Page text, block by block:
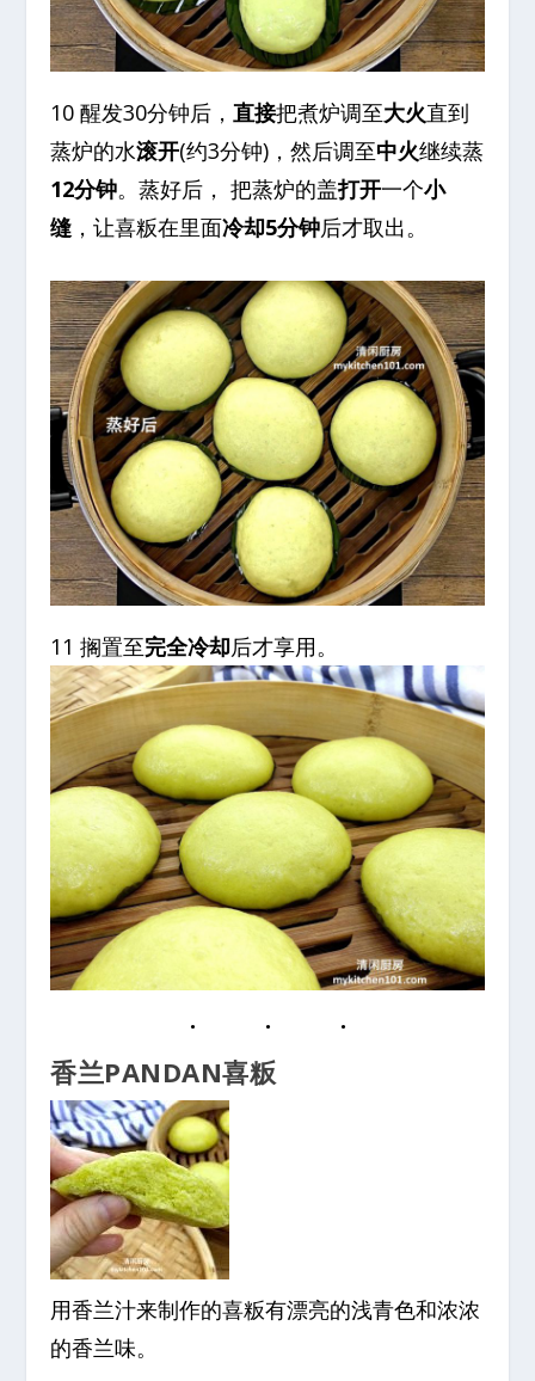
10 醒发30分钟后，直接把煮炉调至大火直到
蒸炉的水滚开(约3分钟)，然后调至中火继续蒸
12分钟。蒸好后， 把蒸炉的盖打开一个小
缝 ，让喜粄在里面冷却5分钟后才取出。
11 搁置至完全冷却后才享用。
香兰PANDAN喜粄
用香兰汁来制作的喜粄有漂亮的浅青色和浓浓
的香兰味。